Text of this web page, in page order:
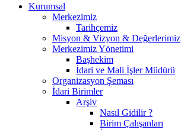
Kurumsal
Merkezimiz
Tarihçemiz
Misyon & Vizyon & Değerlerimiz
Merkezimiz Yönetimi
Başhekim
İdari ve Mali İşler Müdürü
Organizasyon Şeması
İdari Birimler
Arşiv
Nasıl Gidilir ?
Birim Çalışanları